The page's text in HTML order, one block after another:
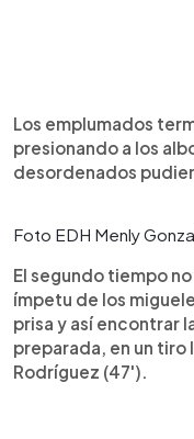
Los emplumados
presionando a los
desordenados
Foto EDH Menly
El segundo tiempo
ímpetu de los
prisa y así encontrar
preparada, en un
Rodríguez (47').